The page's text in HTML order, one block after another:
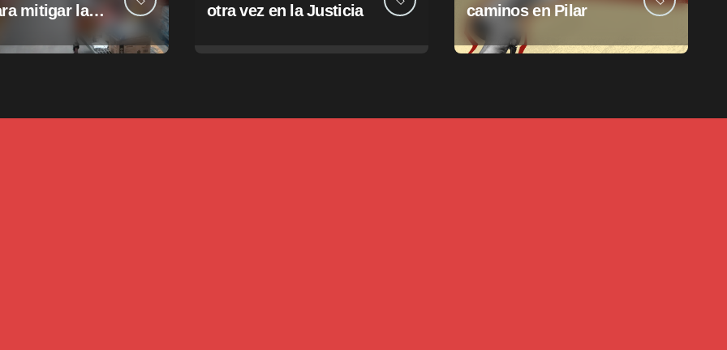
mitigar la
otra vez en la Justicia
caminos en Pilar